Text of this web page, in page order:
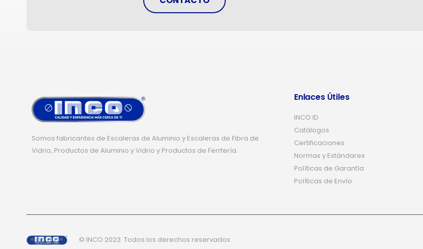
Somos fabricantes de Escaleras de Aluminio y Escaleras de Fibra de
Vidrio, Productos de Aluminio y Vidrio y Productos de Ferrtería.
Enlaces Útiles
INCO ID
Catálogos
Certificaciones
Normas y Estándares
Políticas de Garantía
Políticas de Envío
© INCO 2023. Todos los derechos reservados